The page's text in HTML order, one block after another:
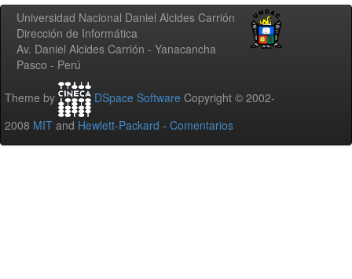
Universidad Nacional Daniel Alcides Carrión
Dirección de Informática
Av. Daniel Alcides Carrión - Yanacancha
Pasco - Perú
Theme by DSpace Software Copyright © 2002-
2008 MIT and Hewlett-Packard - Comentarios